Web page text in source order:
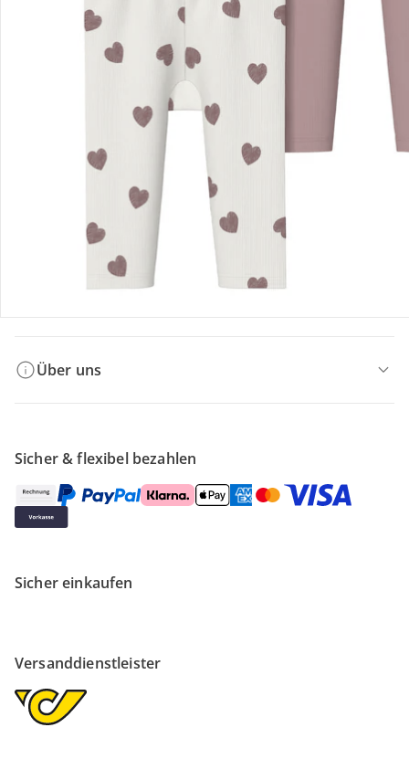
Bestellung & Lieferung
Retoure & Reklamation
Gutscheine & Aktionen
Kontakt & Service
Über uns
Sicher & flexibel bezahlen
Sicher einkaufen
Versanddienstleister